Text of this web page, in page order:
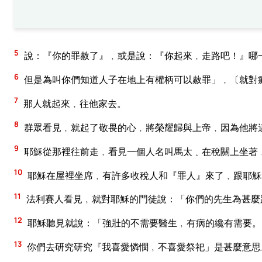
5 說：『你的罪赦了』﹐或是說：『你起來﹐走路吧！』哪
6 但是為叫你們知道人子在地上有權柄可以赦罪」﹐〔就
7 那人就起來﹐往他家去。
8 群眾看見﹐就起了敬畏的心﹐將榮耀歸與上帝﹐因為他
9 耶穌從那裡往前走﹐看見一個人名叫馬太﹑在稅關上坐
10 耶穌在屋裡坐席﹐有許多收稅人和『罪人』來了﹐跟耶
11 法利賽人看見﹐就對耶穌的門徒說：「你們的先生為甚
12 耶穌聽見就說：「強壯的不需要醫生﹐有病的纔有需要。
13 你們去研究研究『我喜愛憐憫﹐不喜愛祭祀」是甚麼意